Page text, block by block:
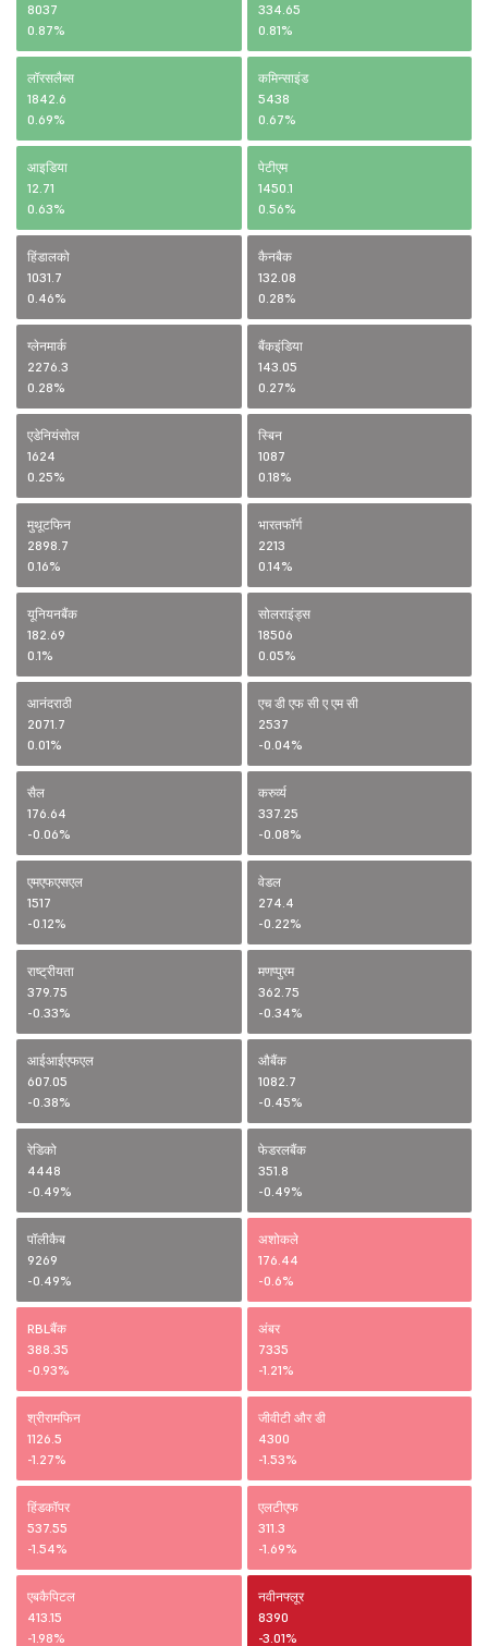
8037
0.87%
334.65
0.81%
लॉरसलैब्स
1842.6
0.69%
कमिन्साइंड
5438
0.67%
आइडिया
12.71
0.63%
पेटीएम
1450.1
0.56%
हिंडालको
1031.7
0.46%
कैनबैक
132.08
0.28%
ग्लेनमार्क
2276.3
0.28%
बैंकइंडिया
143.05
0.27%
एडेनियंसोल
1624
0.25%
स्बिन
1087
0.18%
मुथूटफिन
2898.7
0.16%
भारतफॉर्ग
2213
0.14%
यूनियनबैंक
182.69
0.1%
सोलराइंड्स
18506
0.05%
आनंदराठी
2071.7
0.01%
एच डी एफ सी ए एम सी
2537
-0.04%
सैल
176.64
-0.06%
करुर्व्य
337.25
-0.08%
एमएफएसएल
1517
-0.12%
वेडल
274.4
-0.22%
राष्ट्रीयता
379.75
-0.33%
मणप्पुरम
362.75
-0.34%
आईआईएफएल
607.05
-0.38%
औबैंक
1082.7
-0.45%
रेडिको
4448
-0.49%
फेडरलबैंक
351.8
-0.49%
पॉलीकैब
9269
-0.49%
अशोकले
176.44
-0.6%
RBLबैंक
388.35
-0.93%
अंबर
7335
-1.21%
श्रीरामफिन
1126.5
-1.27%
जीवीटी और डी
4300
-1.53%
हिंडकॉपर
537.55
-1.54%
एलटीएफ
311.3
-1.69%
एबकैपिटल
413.15
-1.98%
नवीनफ्लूर
8390
-3.01%